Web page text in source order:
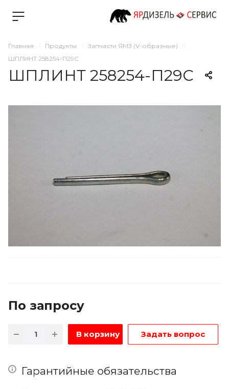
Главная Продукты
Запчасти ЯМЗ (V-образные)
ШПЛИНТ 258254-П29С
ШПЛИНТ 258254-П29С
По запросу
В корзину Задать вопрос
Гарантийные обязательства